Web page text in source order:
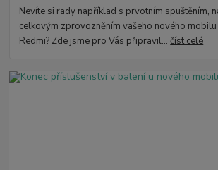
Nevíte si rady například s prvotním spuštěním,
celkovým zprovozněním vašeho nového
Redmi? Zde jsme pro Vás připravil...číst celé